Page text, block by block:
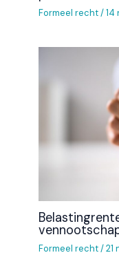
Formeel recht/14
Formeel recht/21